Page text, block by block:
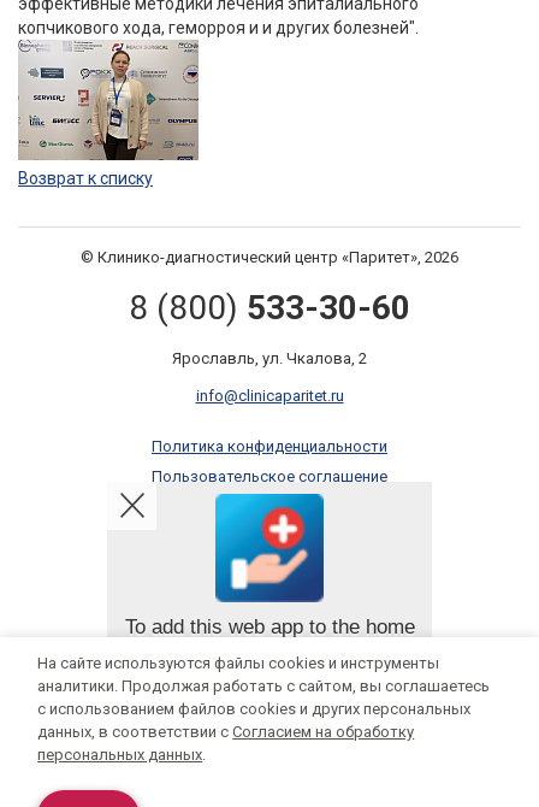
копчикового хода, геморроя и и других болезней".
Возврат к списку
© Клинико-диагностический центр «Паритет», 2026
8 (800) 533-30-60
Ярославль, ул. Чкалова, 2
info@clinicaparitet.ru
Политика конфиденциальности
Пользовательское соглашение
Правила оказания платных услуг
Онлайн запись
Мы в социальных сетях:
ИМЕЮТСЯ ПРОТИВОПОКАЗАНИЯ, НЕОБХОДИМА КОНСУЛЬТАЦИЯ
На сайте используются файлы cookies и инструменты
аналитики. Продолжая работать с сайтом, вы соглашаетесь
с использованием файлов cookies и других персональных
данных, в соответствии сСогласием на обработку
персональных данных.
To add this web app to the home
screen open the browser option
menu and tap onAdd to
homescreen.
The menu can be accessed by pressing
the menu hardware button if your device